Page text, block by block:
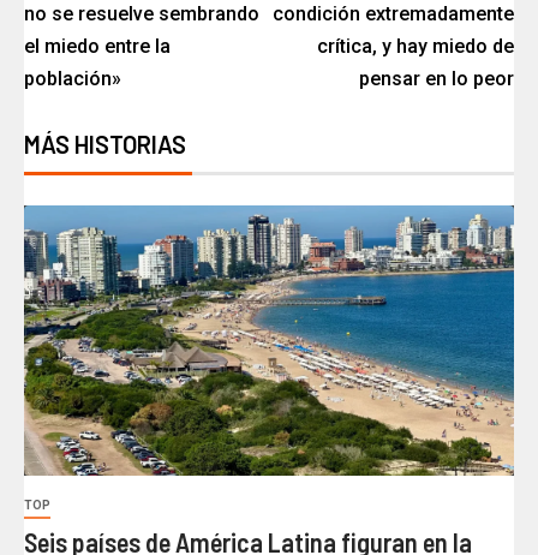
no se resuelve sembrando
el miedo entre la
población»
condición extremadamente
crítica, y hay miedo de
pensar en lo peor
MÁS HISTORIAS
TOP
Seis países de América Latina figuran en la